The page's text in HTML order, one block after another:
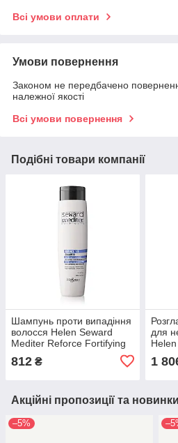
Всі умови оплати
Умови повернення
Законом не передбачено
належної якості
Всі умови повернення
Подібні товари компанії
Шампунь проти випадіння
волосся Helen Seward
Mediter Reforce Fortifying
812 ₴
для
1000
1
Акційні пропозиції та новинки
–5%